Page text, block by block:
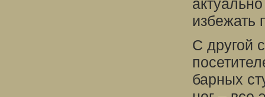
избежать
С другой
барных